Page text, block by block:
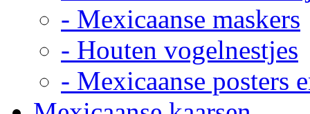
- Mexicaanse maskers
- Houten vogelnestjes
- Mexicaanse posters